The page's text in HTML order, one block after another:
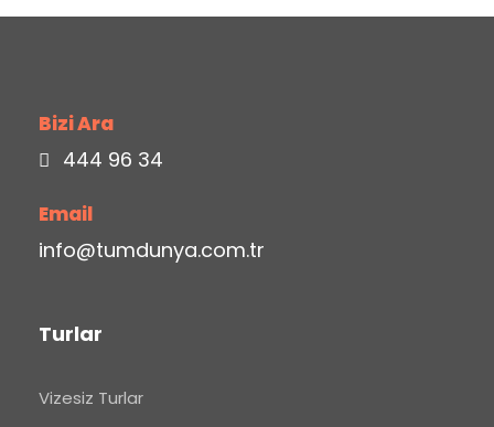
Bizi Ara
444 96 34
Email
info@tumdunya.com.tr
Turlar
Vizesiz Turlar